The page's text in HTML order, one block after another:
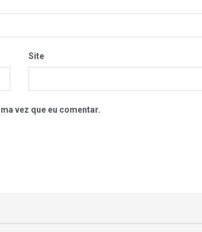
Site
vez que eu comentar.